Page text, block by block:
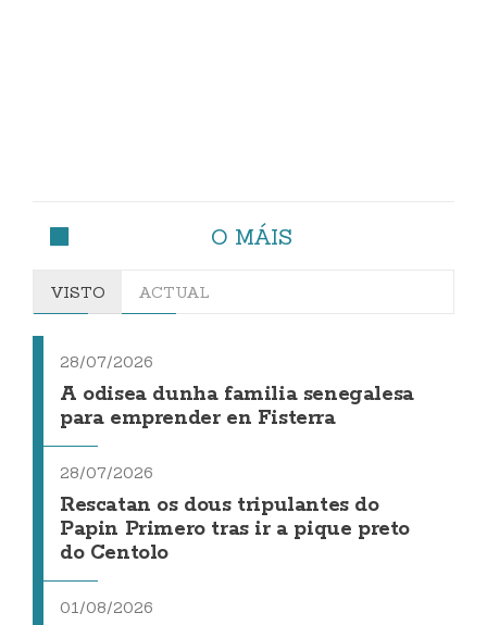
O MÁIS
VISTO ACTUAL
28/07/2026
A odisea dunha familia senegalesa
para emprender en Fisterra
28/07/2026
Rescatan os dous tripulantes do
Papin Primero tras ir a pique preto
do Centolo
01/08/2026